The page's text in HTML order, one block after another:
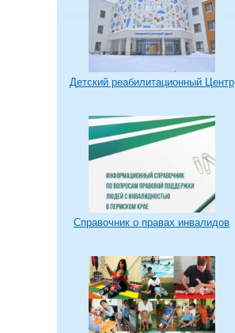
Детский реабилитационный Центр
Справочник о правах инвалидов